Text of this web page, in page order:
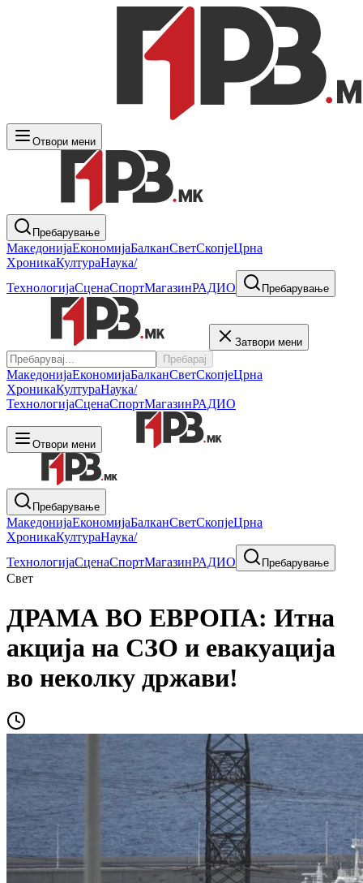
Отвори мени
Пребарување
МакедонијаЕкономијаБалканСветСкопјеЦрна
ХроникаКултураНаука/
ТехнологијаСценаСпортМагазинРАДИО Пребарување
Затвори мени
Пребарај
МакедонијаЕкономијаБалканСветСкопјеЦрна
ХроникаКултураНаука/
ТехнологијаСценаСпортМагазинРАДИО
Отвори мени
Пребарување
МакедонијаЕкономијаБалканСветСкопјеЦрна
ХроникаКултураНаука/
ТехнологијаСценаСпортМагазинРАДИО Пребарување
Свет
ДРАМА ВО ЕВРОПА: Итна
акција на СЗО и евакуација
во неколку држави!